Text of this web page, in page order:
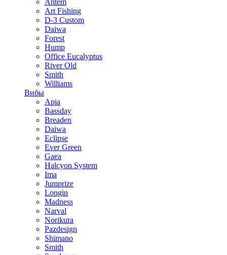
Antem
Art Fishing
D-3 Custom
Daiwa
Forest
Hump
Office Eucalyptus
River Old
Smith
Williams
Вибы
Apia
Bassday
Breaden
Daiwa
Eclipse
Ever Green
Gaea
Halcyon System
Ima
Jumprize
Longin
Madness
Narval
Norikura
Pazdesign
Shimano
Smith